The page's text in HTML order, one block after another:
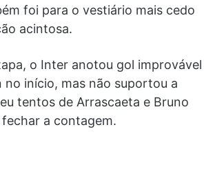
foi para o vestiário mais cedo
acintosa.
o Inter anotou gol improvável
no início, mas não suportou a
tentos de Arrascaeta e Bruno
a contagem.